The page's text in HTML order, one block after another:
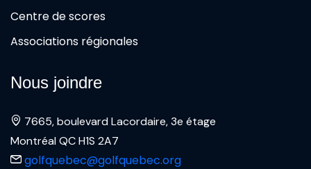
Centre de scores
Associations régionales
Nous joindre
7665, boulevard Lacordaire, 3e étage
Montréal QC H1S 2A7
golfquebec@golfquebec.org